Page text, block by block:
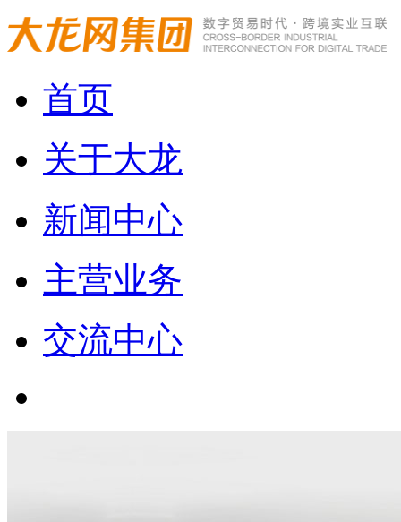
首页
关于大龙
新闻中心
主营业务
交流中心